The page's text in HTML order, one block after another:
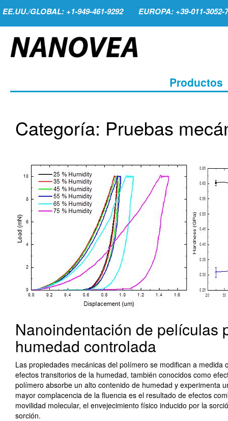
EE.UU./GLOBAL: +1-949-461-9292 EUROPA: +39-011-3052-
Productos
Categoría: Pruebas
Nanoindentación de películas
humedad controlada
Las propiedades mecánicas del polímero se modifican a medida
efectos transitorios de la humedad, también conocidos como
polímero absorbe un alto contenido de humedad y experimenta
mayor complacencia de la fluencia es el resultado de efectos
movilidad molecular, el envejecimiento físico inducido por la
sorción.